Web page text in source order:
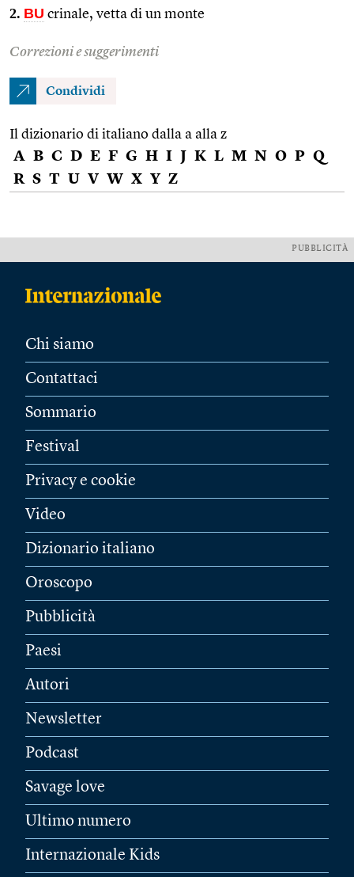
2. BU crinale, vetta di un monte
Correzioni e suggerimenti
Condividi
Il dizionario di italiano dalla a alla z
A B C D E F G H I J K L M N O P Q
R S T U V W X Y Z
PUBBLICITÀ
Chi siamo
Contattaci
Sommario
Festival
Privacy e cookie
Video
Dizionario italiano
Oroscopo
Pubblicità
Paesi
Autori
Newsletter
Podcast
Savage love
Ultimo numero
Internazionale Kids